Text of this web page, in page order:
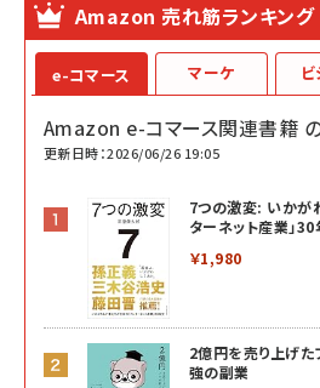
Amazon 売れ筋ランキング
e-コマース
Amazon e-コマース関連書籍
更新日時：2026/06/26 19:05
7つの激変: いかが
ターネット産業」30
￥1,980
2億円を売り上げ
強の副業
マーケ